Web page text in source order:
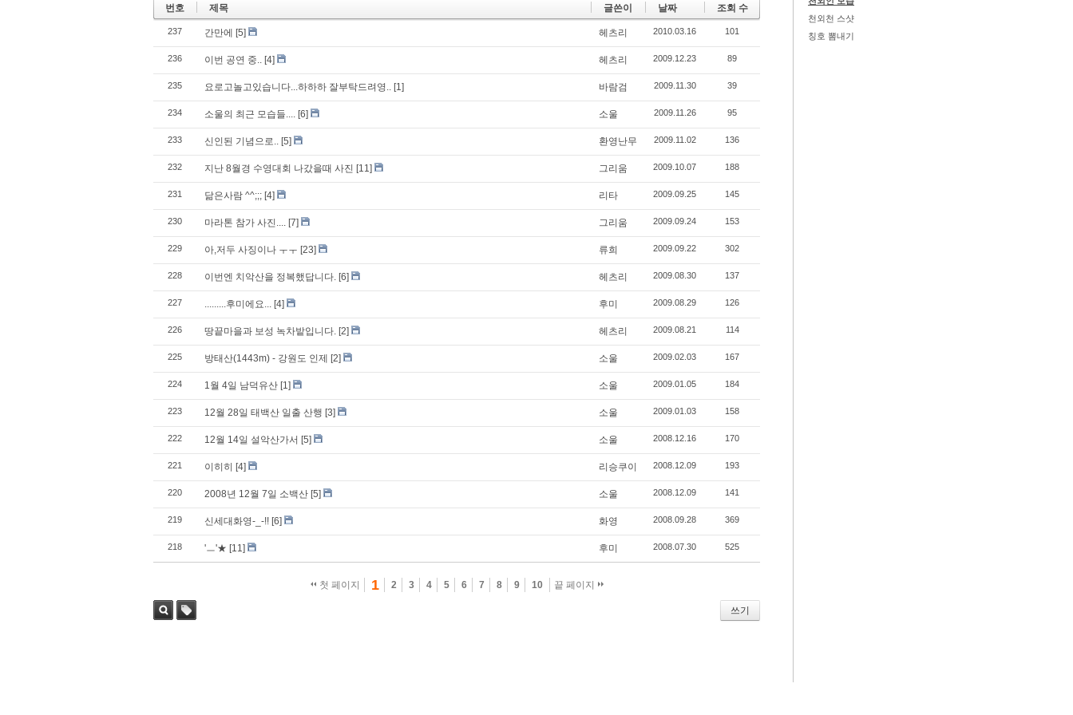
번호 제목 글쓴이 날짜 조회 수
237 간만에 [5] 헤츠리 2010.03.16 101
236 이번 공연 중.. [4] 헤츠리 2009.12.23 89
235 요로고놀고있습니다...하하하 잘부탁드려영.. [1] 바람검 2009.11.30 39
234 소울의 최근 모습들.... [6] 소울 2009.11.26 95
233 신인된 기념으로.. [5] 환영난무 2009.11.02 136
232 지난 8월경 수영대회 나갔을때 사진 [11] 그리움 2009.10.07 188
231 닮은사람 ^^;;; [4] 리타 2009.09.25 145
230 마라톤 참가 사진.... [7] 그리움 2009.09.24 153
229 아,저두 사징이나 ㅜㅜ [23] 류희 2009.09.22 302
228 이번엔 치악산을 정복했답니다. [6] 헤츠리 2009.08.30 137
227 .........후미에요... [4] 후미 2009.08.29 126
226 땅끝마을과 보성 녹차밭입니다. [2] 헤츠리 2009.08.21 114
225 방태산(1443m) - 강원도 인제 [2] 소울 2009.02.03 167
224 1월 4일 남덕유산 [1] 소울 2009.01.05 184
223 12월 28일 태백산 일출 산행 [3] 소울 2009.01.03 158
222 12월 14일 설악산가서 [5] 소울 2008.12.16 170
221 이히히 [4] 리승쿠이 2008.12.09 193
220 2008년 12월 7일 소백산 [5] 소울 2008.12.09 141
219 신세대화영-_-!! [6] 화영 2008.09.28 369
218 'ㅡ'★ [11] 후미 2008.07.30 525
첫 페이지 1 2 3 4 5 6 7 8 9 10 끝 페이지
쓰기
천외천 스샷
칭호 뽐내기